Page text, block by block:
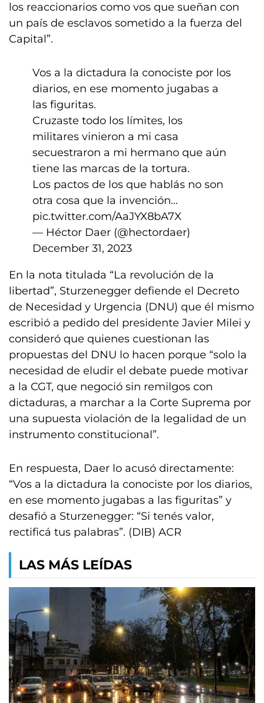
los reaccionarios como vos que sueñan con
un país de esclavos sometido a la fuerza del
Capital”.
Vos a la dictadura la conociste por los
diarios, en ese momento jugabas a
las figuritas.
Cruzaste todo los límites, los
militares vinieron a mi casa
secuestraron a mi hermano que aún
tiene las marcas de la tortura.
Los pactos de los que hablás no son
otra cosa que la invención…
pic.twitter.com/AaJYX8bA7X
— Héctor Daer (@hectordaer)
December 31, 2023
En la nota titulada “La revolución de la
libertad”, Sturzenegger defiende el Decreto
de Necesidad y Urgencia (DNU) que él mismo
escribió a pedido del presidente Javier Milei y
consideró que quienes cuestionan las
propuestas del DNU lo hacen porque “solo la
necesidad de eludir el debate puede motivar
a la CGT, que negoció sin remilgos con
dictaduras, a marchar a la Corte Suprema por
una supuesta violación de la legalidad de un
instrumento constitucional”.
En respuesta, Daer lo acusó directamente:
“Vos a la dictadura la conociste por los diarios,
en ese momento jugabas a las figuritas” y
desafió a Sturzenegger: “Si tenés valor,
rectificá tus palabras”. (DIB) ACR
LAS MÁS LEÍDAS